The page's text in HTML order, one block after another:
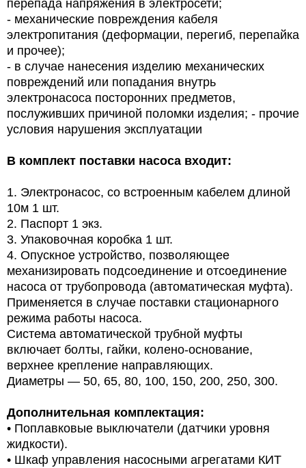
перепада напряжения в электросети;
- механические повреждения кабеля
электропитания (деформации, перегиб, перепайка
и прочее);
- в случае нанесения изделию механических
повреждений или попадания внутрь
электронасоса посторонних предметов,
послуживших причиной поломки изделия; - прочие
условия нарушения эксплуатации
В комплект поставки насоса входит:
1. Электронасос, со встроенным кабелем длиной
10м 1 шт.
2. Паспорт 1 экз.
3. Упаковочная коробка 1 шт.
4. Опускное устройство, позволяющее
механизировать подсоединение и отсоединение
насоса от трубопровода (автоматическая муфта).
Применяется в случае поставки стационарного
режима работы насоса.
Система автоматической трубной муфты
включает болты, гайки, колено-основание,
верхнее крепление направляющих.
Диаметры — 50, 65, 80, 100, 150, 200, 250, 300.
Дополнительная комплектация:
• Поплавковые выключатели (датчики уровня
жидкости).
• Шкаф управления насосными агрегатами КИТ